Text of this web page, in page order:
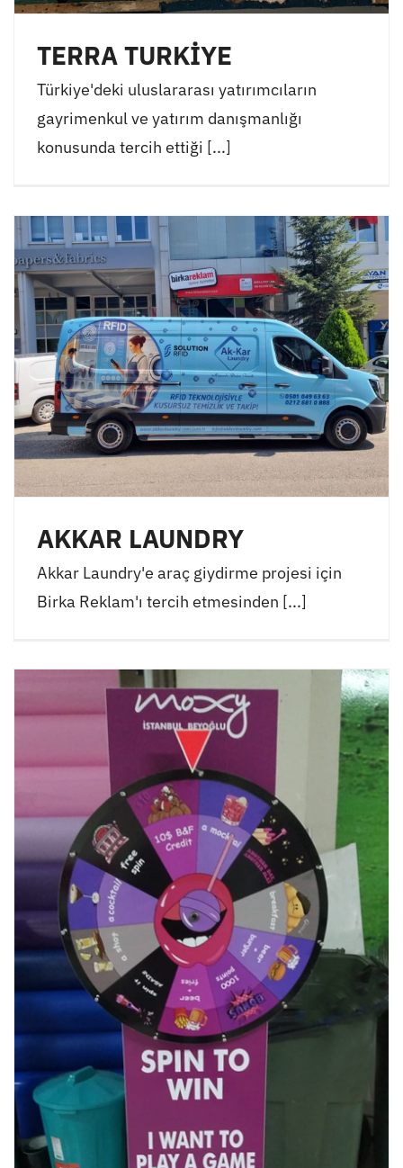
TERRA TURKİYE
Türkiye'deki uluslararası yatırımcıların
gayrimenkul ve yatırım danışmanlığı
konusunda tercih ettiği [...]
AKKAR LAUNDRY
Akkar Laundry'e araç giydirme projesi için
Birka Reklam'ı tercih etmesinden [...]